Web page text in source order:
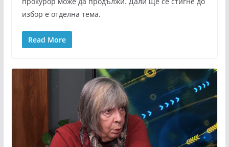
избор е отделна тема.
Read More